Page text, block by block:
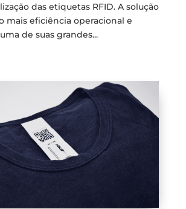
das etiquetas RFID. A solução
mais eficiência operacional e
de suas grandes...